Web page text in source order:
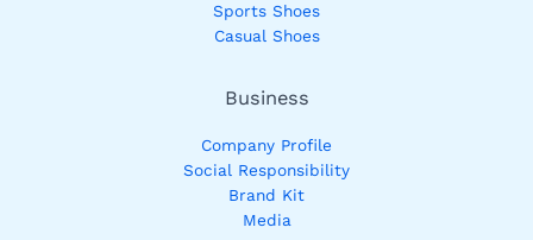
Sports Shoes
Casual Shoes
Business
Company Profile
Social Responsibility
Brand Kit
Media